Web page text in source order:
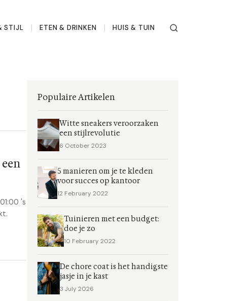
STIJL ETEN & DRINKEN HUIS & TUIN
's
Populaire Artikelen
Witte sneakers veroorzaken
een stijlrevolutie
6 October 2023
5 manieren om je te kleden
voor succes op kantoor
12 February 2022
Tuinieren met een budget:
doe je zo
10 February 2022
De chore coat is het handigste
jasje in je kast
3 July 2026